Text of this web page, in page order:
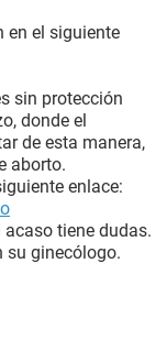
en el siguiente
sin protección
donde el
de esta manera,
aborto.
enlace:
acaso tiene dudas.
su ginecólogo.